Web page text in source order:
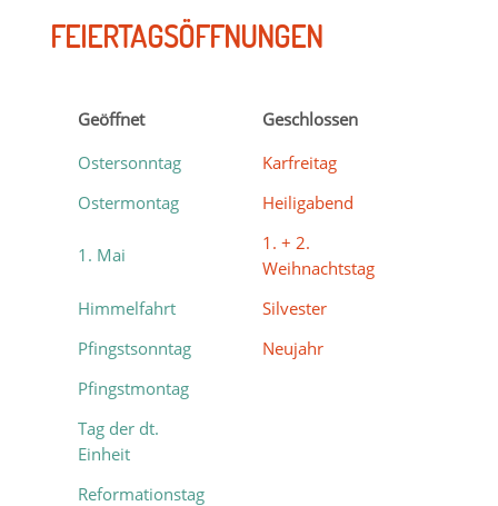
FEIERTAGSÖFFNUNGEN
Geöffnet
Geschlossen
Ostersonntag
Karfreitag
Ostermontag
Heiligabend
1. Mai
1. + 2.
Weihnachtstag
Himmelfahrt
Silvester
Pfingstsonntag
Neujahr
Pfingstmontag
Tag der dt.
Einheit
Reformationstag